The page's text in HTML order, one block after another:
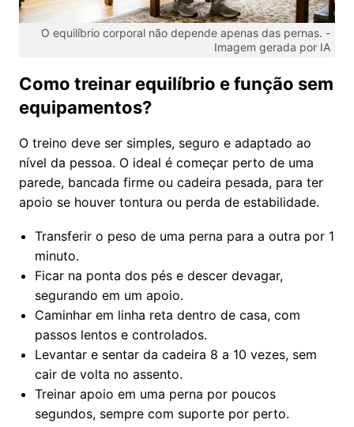
O equilíbrio corporal não depende apenas das pernas. -
Imagem gerada por IA
Como treinar equilíbrio e função sem
equipamentos?
O treino deve ser simples, seguro e adaptado ao
nível da pessoa. O ideal é começar perto de uma
parede, bancada firme ou cadeira pesada, para ter
apoio se houver tontura ou perda de estabilidade.
Transferir o peso de uma perna para a outra por 1
minuto.
Ficar na ponta dos pés e descer devagar,
segurando em um apoio.
Caminhar em linha reta dentro de casa, com
passos lentos e controlados.
Levantar e sentar da cadeira 8 a 10 vezes, sem
cair de volta no assento.
Treinar apoio em uma perna por poucos
segundos, sempre com suporte por perto.